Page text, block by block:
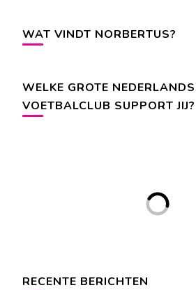
WAT VINDT NORBERTUS?
WELKE GROTE
VOETBALCLUB SUPPORT JIJ?
RECENTE BERICHTEN